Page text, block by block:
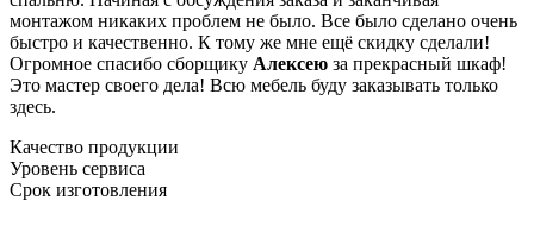
монтажом никаких проблем не было. Все было сделано очень
быстро и качественно. К тому же мне ещё скидку сделали!
Огромное спасибо сборщику Алексею за прекрасный шкаф!
Это мастер своего дела! Всю мебель буду заказывать только
здесь.
Качество продукции
Уровень сервиса
Срок изготовления